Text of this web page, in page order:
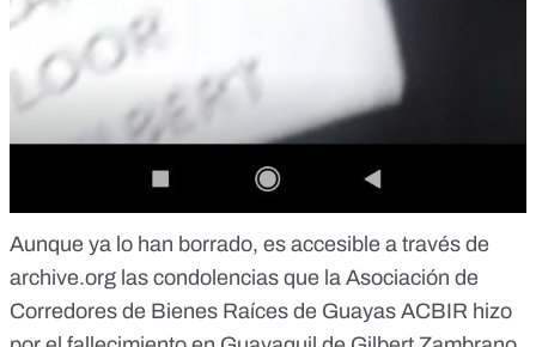
Aunque ya lo han borrado, es accesible a través de
archive.org las condolencias que la Asociación de
Corredores de Bienes Raíces de Guayas ACBIR hizo